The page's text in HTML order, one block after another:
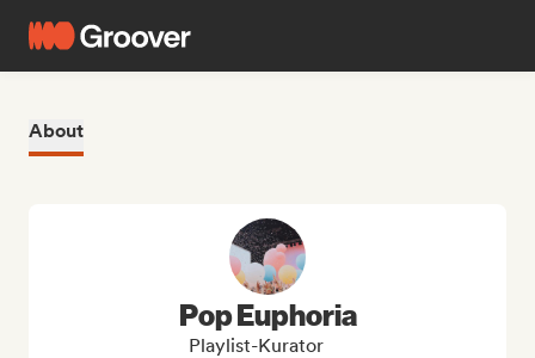
About
Pop Euphoria
Playlist-Kurator